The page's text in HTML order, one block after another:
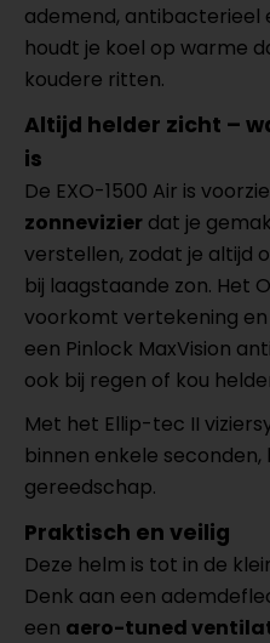
ademend, antibacterieel
houdt je koel op warme
koudere ritten.
Altijd helder zicht –
is
De EXO-1500 Air is
zonnevizier dat je
verstellen, zodat je altijd
bij laagstaande zon. Het
voorkomt vertekening
een Pinlock MaxVision
ook bij regen of kou
Met het Ellip-tec II
binnen enkele
gereedschap.
Praktisch en veilig
Deze helm is tot in de
Denk aan een
een aero-tuned